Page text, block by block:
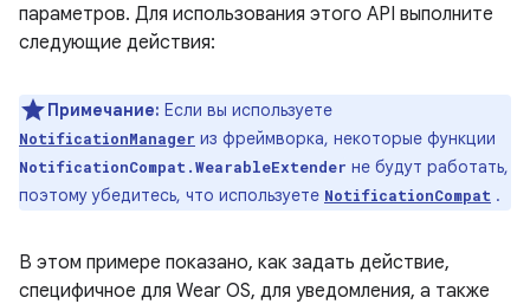
параметров. Для использования этого API выполните
следующие действия:
Примечание: Если вы используете
NotificationManager из фреймворка, некоторые функции
NotificationCompat.WearableExtender не будут работать,
поэтому убедитесь, что используете NotificationCompat .
В этом примере показано, как задать действие,
специфичное для Wear OS, для уведомления, а также